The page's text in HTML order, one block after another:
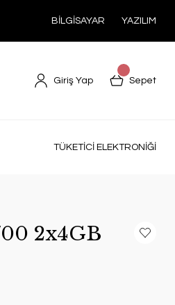
BİLGİSAYAR YAZILIM
Giriş Yap Sepet
TÜKETİCİ ELEKTRONİĞİ
2x4GB